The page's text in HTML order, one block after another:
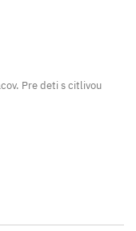
Pre deti s citlivou